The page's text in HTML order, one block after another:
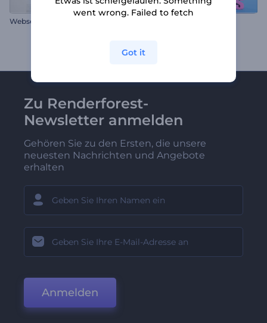
Webseiten-Präsenation
Zu Renderforest-
Newsletter anmelden
Gehören Sie zu den Ersten, die unsere
neuesten Nachrichten und Angebote
erhalten
Anmelden
went wrong. Failed to fetch
Got it